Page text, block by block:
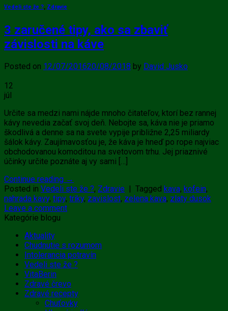
Vedeli ste že ?, Zdravie
3 zaručené tipy, ako sa zbaviť
závislosti na káve
Posted on 12/07/201620/08/2018 by David Jusko
12
júl
Určite sa medzi nami nájde mnoho čitateľov, ktorí bez rannej
kávy nevedia začať svoj deň. Nebojte sa, káva nie je priamo
škodlivá a denne sa na svete vypije približne 2,25 miliardy
šálok kávy. Zaujímavosťou je, že káva je hneď po rope najviac
obchodovanou komoditou na svetovom trhu. Jej priaznivé
účinky určite poznáte aj vy sami […]
Continue reading →
Posted in Vedeli ste že ?, Zdravie | Tagged kava, kofein,
nahrada kavy, tipy, triky, zavislost, zelena kava, zlaty dusok
Leave a comment
Kategórie blogu
Aktuality
Chudnutie s rozumom
Intolerancia potravín
Vedeli ste že ?
VitaBerin
Zdravé črevo
Zdravé recepty
Chuťovky